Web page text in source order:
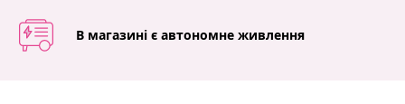
В магазині є автономне живлення